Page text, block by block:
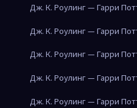
Дж. К. Роулинг — Гарри
Дж. К. Роулинг — Гарри
Дж. К. Роулинг — Гарри
Дж. К. Роулинг — Гарри
Дж. К. Роулинг — Гарри